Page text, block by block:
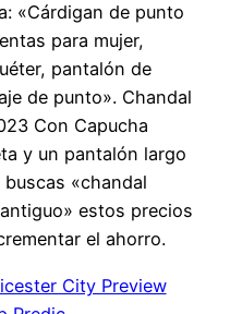
«Cárdigan de punto
para mujer,
pantalón de
de punto». Chandal
Con Capucha
y un pantalón largo
«chandal
estos precios
el ahorro.